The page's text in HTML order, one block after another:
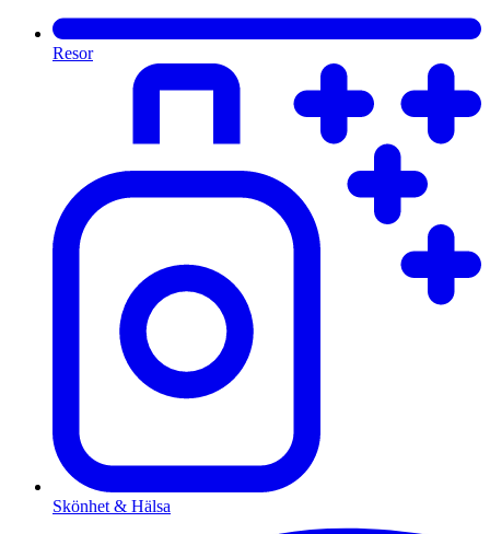
Resor
Skönhet & Hälsa